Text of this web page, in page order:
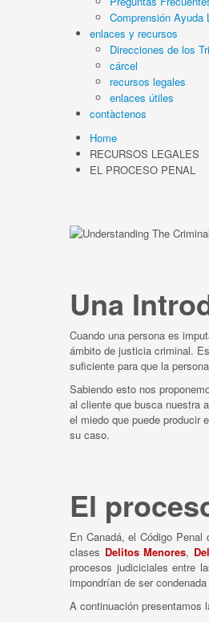
Comprensión Ayuda
enlaces y recursos
Direcciones de los
cárcel
recursos legales
enlaces útiles
contàctenos
Home
RECURSOS LEGALES
EL PROCESO PENAL
Una
Cuando una persona es
ámbito de justicia criminal.
suficiente para que la
Sabiendo esto nos
al cliente que busca nuestra
el miedo que puede producir
su caso.
El
En Canadá, el Código
clases Delitos Menores,
procesos judiciciales entre
impondrían de ser
A continuación presentamos